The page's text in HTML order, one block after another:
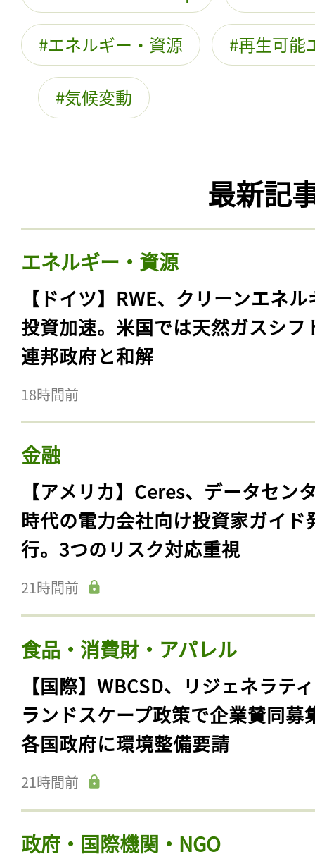
エネルギー・資源 再生可能
気候変動
最新記
エネルギー・資源
【ドイツ】RWE、クリーンエネ
投資加速。米国では天然ガスシフ
連邦政府と和解
18時間前
金融
【アメリカ】Ceres、データセン
時代の電力会社向け投資家ガイド
行。3つのリスク対応重視
21時間前
食品・消費財・アパレル
【国際】WBCSD、リジェネラテ
ランドスケープ政策で企業賛同募
各国政府に環境整備要請
21時間前
政府・国際機関・NGO